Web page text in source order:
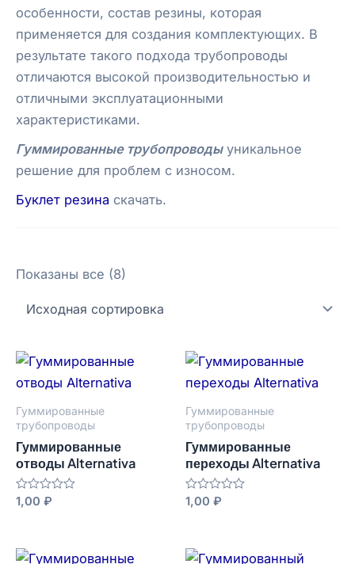
особенности, состав резины, которая
применяется для создания комплектующих. В
результате такого подхода трубопроводы
отличаются высокой производительностью и
отличными эксплуатационными
характеристиками.
Гуммированные трубопроводыуникальное
решение для проблем с износом.
Буклет резина скачать.
Показаны все (8)
Гуммированные
трубопроводы
Гуммированные
отводы Alternativa
Оценка
1,00 ₽
Гуммированные
трубопроводы
Гуммированные
переходы Alternativa
Оценка
1,00 ₽